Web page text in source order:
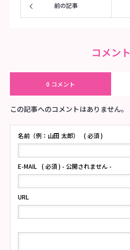
前の記事
コメント
0 コメント
この記事へのコメントはありません。
名前（例：山田 太郎） ( 必須 )
E-MAIL ( 必須 ) - 公開されません -
URL